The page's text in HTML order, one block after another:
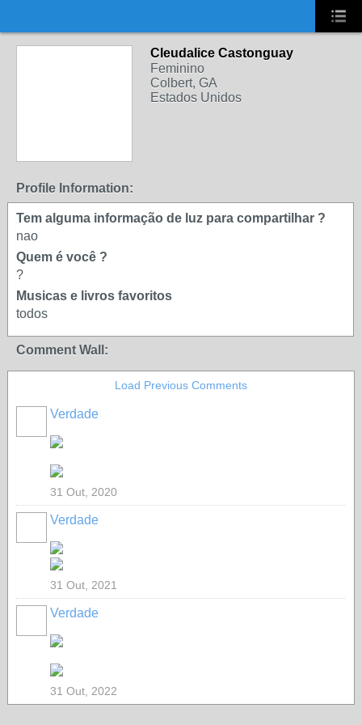
Cleudalice Castonguay
Feminino
Colbert, GA
Estados Unidos
Profile Information:
Tem alguma informação de luz para compartilhar ?
nao
Quem é você ?
?
Musicas e livros favoritos
todos
Comment Wall:
Load Previous Comments
Verdade
31 Out, 2020
Verdade
31 Out, 2021
Verdade
31 Out, 2022